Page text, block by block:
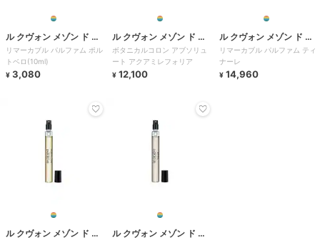
ル クヴォン メゾン ド パ
ルファム
リマーカブル パルファム ポル
トベロ(10ml)
¥ 3,080
ル クヴォン メゾン ド パ
ルファム
ボタニカルコロン アブソリュ
ート アクアミレフォリア
¥ 12,100
ル クヴォン メゾン ド パ
ルファム
リマーカブル パルファム ティ
ナーレ
¥ 14,960
ル クヴォン メゾン ド パ
ル クヴォン メゾン ド パ